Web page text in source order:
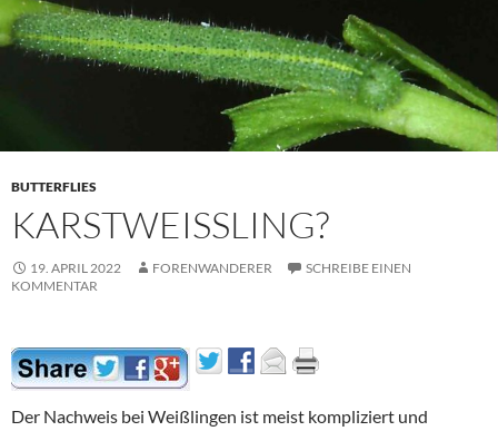
BUTTERFLIES
KARSTWEISSLING?
19. APRIL 2022 FORENWANDERER
SCHREIBE EINEN
KOMMENTAR
Der Nachweis bei Weißlingen ist meist kompliziert und